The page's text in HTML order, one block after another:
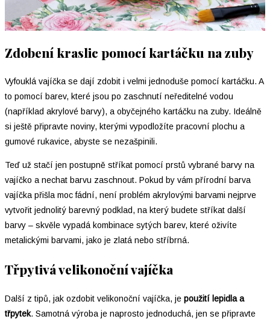
Zdobení kraslic pomocí kartáčku na zuby
Vyfouklá vajíčka se dají zdobit i velmi jednoduše pomocí kartáčku. A
to pomocí barev, které jsou po zaschnutí neředitelné vodou
(například akrylové barvy), a obyčejného kartáčku na zuby. Ideálně
si ještě připravte noviny, kterými vypodložíte pracovní plochu a
gumové rukavice, abyste se nezašpinili.
Teď už stačí jen postupně stříkat pomocí prstů vybrané barvy na
vajíčko a nechat barvu zaschnout. Pokud by vám přírodní barva
vajíčka přišla moc fádní, není problém akrylovými barvami nejprve
vytvořit jednolitý barevný podklad, na který budete stříkat další
barvy – skvěle vypadá kombinace sytých barev, které oživíte
metalickými barvami, jako je zlatá nebo stříbrná.
Třpytivá velikonoční vajíčka
Další z tipů, jak ozdobit velikonoční vajíčka, je použití lepidla a
třpytek. Samotná výroba je naprosto jednoduchá, jen se připravte